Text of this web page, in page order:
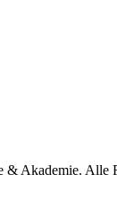
& Akademie. Alle